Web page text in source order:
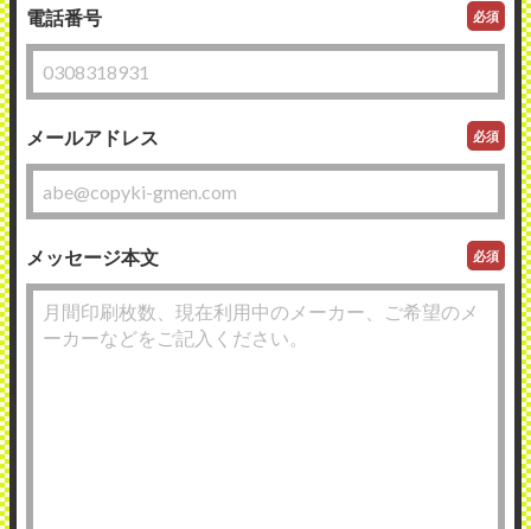
電話番号 必須
メールアドレス 必須
メッセージ本文 必須